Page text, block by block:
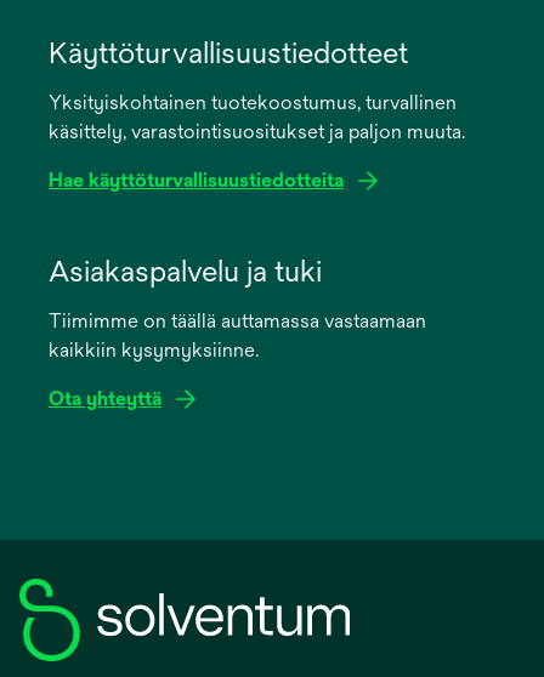
new
Käyttöturvallisuustiedotteet
Yksityiskohtainen tuotekoostumus, turvallinen
käsittely, varastointisuositukset ja paljon muuta.
Hae käyttöturvallisuustiedotteita
new
Asiakaspalvelu ja tuki
Tiimimme on täällä auttamassa vastaamaan
kaikkiin kysymyksiinne.
Ota yhteyttä